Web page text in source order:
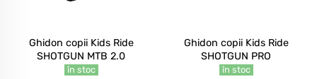
Ghidon copii Kids Ride
SHOTGUN MTB 2.0
în stoc
Ghidon copii Kids Ride
SHOTGUN PRO
în stoc